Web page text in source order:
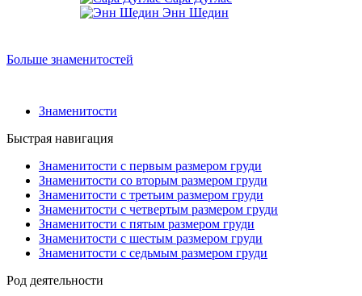
Энн Шедин
Больше знаменитостей
Знаменитости
Быстрая навигация
Знаменитости с первым размером груди
Знаменитости со вторым размером груди
Знаменитости с третьим размером груди
Знаменитости с четвертым размером груди
Знаменитости с пятым размером груди
Знаменитости с шестым размером груди
Знаменитости с седьмым размером груди
Род деятельности